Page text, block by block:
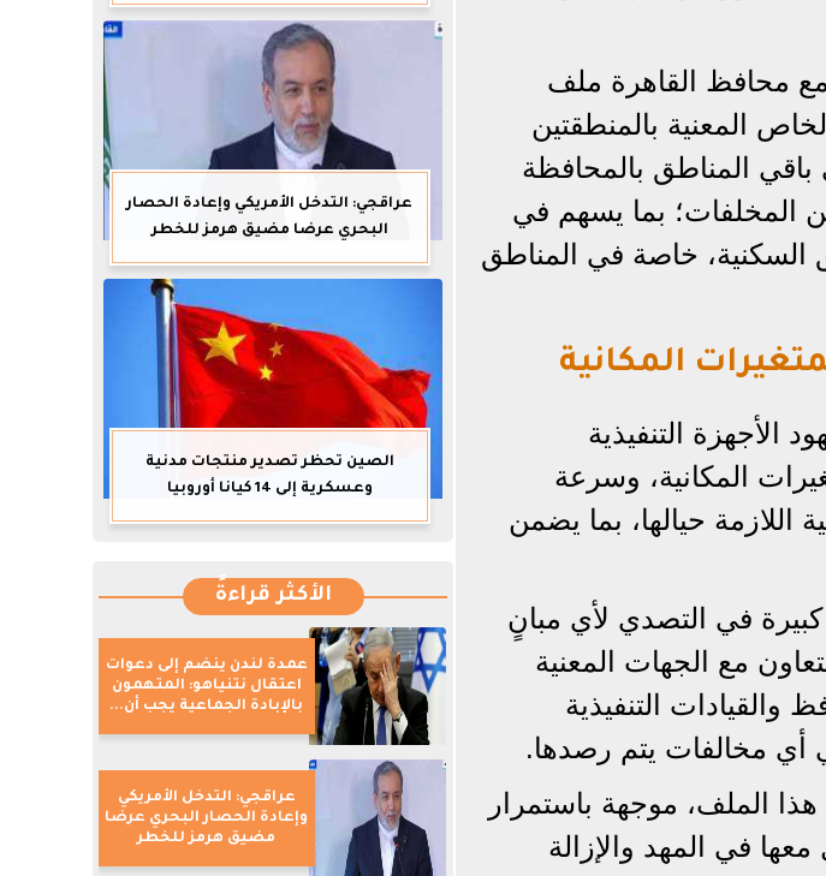
مع محافظ القاهرة ملف
المعنية بالمنطقتين
باقي المناطق بالمحافظة
المخلفات؛ بما يسهم في
السكنية، خاصة في المناطق
المكانية
الأجهزة التنفيذية
المكانية، وسرعة
اللازمة حيالها، بما يضمن
في التصدي لأي مبانٍ
مع الجهات المعنية
والقيادات التنفيذية
أي مخالفات يتم رصدها.
الملف، موجهة باستمرار
معها في المهد والإزالة
عراقجي: التدخل الأمريكي وإعادة الحصار
البحري عرضا مضيق هرمز للخطر
الصين تحظر تصدير منتجات مدنية
وعسكرية إلى 14 كيانا أوروبيا
الأكثر قراءةً
عمدة لندن ينضم إلى دعوات
اعتقال نتنياهو: المتهمون
بالإبادة الجماعية يجب أن...
عراقجي: التدخل الأمريكي
وإعادة الحصار البحري عرضا
مضيق هرمز للخطر